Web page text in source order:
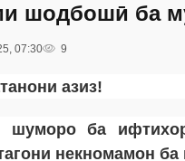
шодбошӣ ба
07:30 9
азиз!
шуморо ба
некномамон